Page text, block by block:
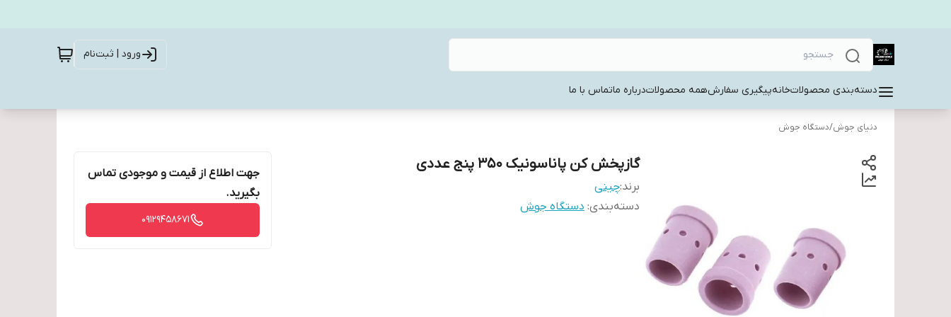
ورود | ثبت‌نام
دسته‌بندی محصولاتخانهپیگیری سفارشهمه محصولاتدرباره ماتماس با ما
دنیای جوش/دستگاه جوش
گازپخش کن پاناسونیک 350 پنج عددی
برند:چینی
دسته‌بندی: دستگاه جوش
جهت اطلاع از قیمت و موجودی تماس
بگیرید.
09129458671